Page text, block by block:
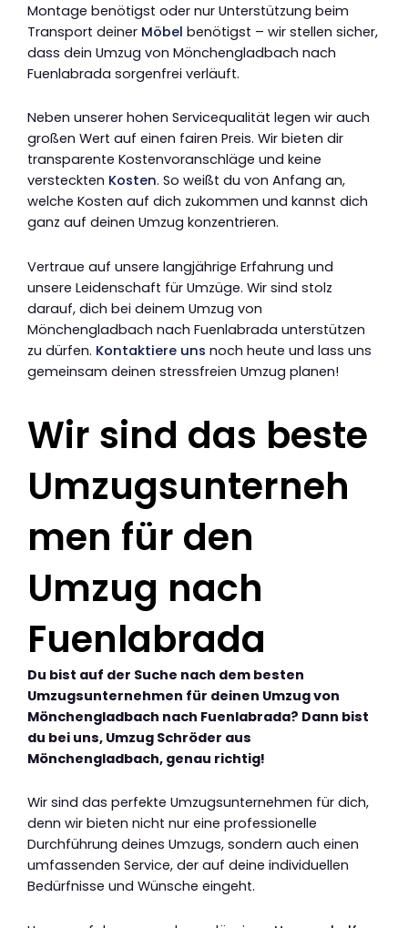
Montage benötigst oder nur Unterstützung beim
Transport deiner Möbel benötigst – wir stellen sicher,
dass dein Umzug von Mönchengladbach nach
Fuenlabrada sorgenfrei verläuft.
Neben unserer hohen Servicequalität legen wir auch
großen Wert auf einen fairen Preis. Wir bieten dir
transparente Kostenvoranschläge und keine
versteckten Kosten. So weißt du von Anfang an,
welche Kosten auf dich zukommen und kannst dich
ganz auf deinen Umzug konzentrieren.
Vertraue auf unsere langjährige Erfahrung und
unsere Leidenschaft für Umzüge. Wir sind stolz
darauf, dich bei deinem Umzug von
Mönchengladbach nach Fuenlabrada unterstützen
zu dürfen. Kontaktiere uns noch heute und lass uns
gemeinsam deinen stressfreien Umzug planen!
Wir sind das beste
Umzugsunterneh
men für den
Umzug nach
Fuenlabrada
Du bist auf der Suche nach dem besten
Umzugsunternehmen für deinen Umzug von
Mönchengladbach nach Fuenlabrada? Dann bist
du bei uns, Umzug Schröder aus
Mönchengladbach, genau richtig!
Wir sind das perfekte Umzugsunternehmen für dich,
denn wir bieten nicht nur eine professionelle
Durchführung deines Umzugs, sondern auch einen
umfassenden Service, der auf deine individuellen
Bedürfnisse und Wünsche eingeht.